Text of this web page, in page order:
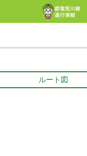
ルート図